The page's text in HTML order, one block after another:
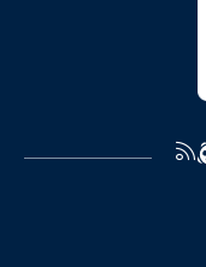
بازارهای مالی،
اکوایران با پایبندی
انعکاس آراء متنوع
ما در اکوایران با
تحلیل آمارها،
را با رویکردی